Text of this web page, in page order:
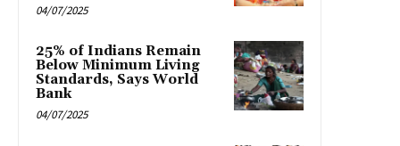
04/07/2025
25% of Indians Remain
Below Minimum Living
Standards, Says World
Bank
04/07/2025